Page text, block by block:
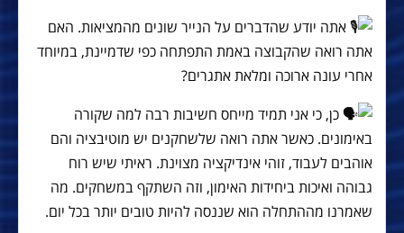
אתה יודע שהדברים על הנייר שונים מהמציאות. האם
אתה רואה שהקבוצה באמת התפתחה כפי שדמיינת, במיוחד
אחרי עונה ארוכה ומלאת אתגרים?
כן, כי אני תמיד מייחס חשיבות רבה למה שקורה
באימונים. כאשר אתה רואה שלשחקנים יש מוטיבציה והם
אוהבים לעבוד, זוהי אינדיקציה מצוינת. ראיתי שיש רוח
גבוהה ואיכות ביחידות האימון, וזה השתקף במשחקים. מה
שאמרנו מההתחלה הוא שננסה להיות טובים יותר בכל יום.